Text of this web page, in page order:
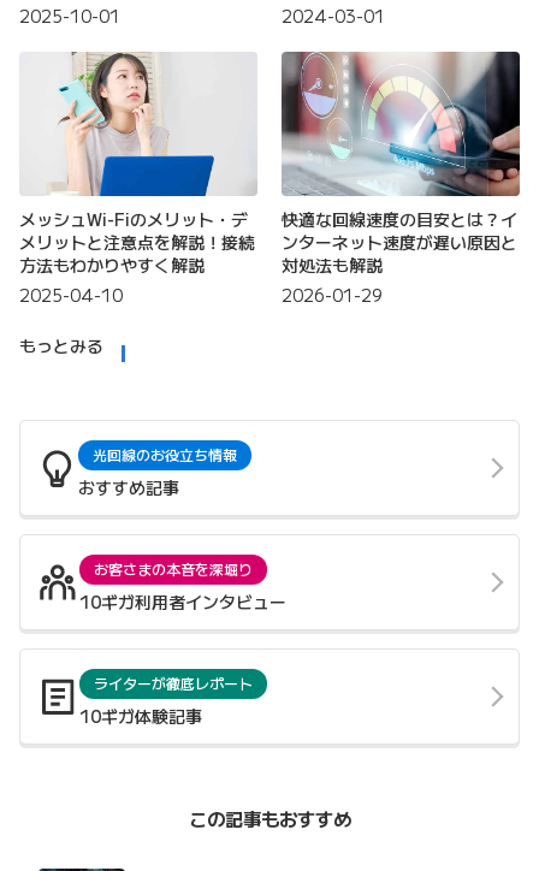
2025-10-01
2024-03-01
メッシュWi-Fiのメリット・デ
メリットと注意点を解説！接続
方法もわかりやすく解説
2025-04-10
快適な回線速度の目安とは？イ
ンターネット速度が遅い原因と
対処法も解説
2026-01-29
もっとみる
光回線のお役立ち情報
おすすめ記事
お客さまの本音を深堀り
10ギガ利用者インタビュー
ライターが徹底レポート
10ギガ体験記事
この記事もおすすめ